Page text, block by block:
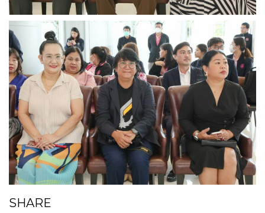
SHARE